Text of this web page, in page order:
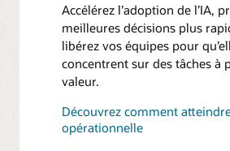
Accélérez l’adoption de l’IA,
meilleures décisions plus
libérez vos équipes pour
concentrent sur des tâches à
valeur.
Découvrez comment
opérationnelle